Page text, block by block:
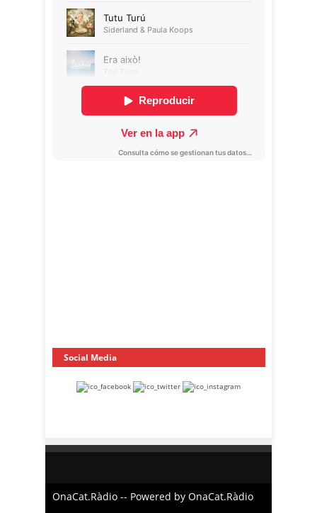
Social Media
OnaCat.Ràdio -- Powered by OnaCat.Ràdio